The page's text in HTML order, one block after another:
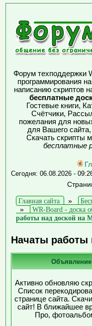
Форум техподдержки
программирования
написанию скриптов
бесплатные
Гостевые книги,
Счётчики,
пожелания для
для Вашего
Скачать скрипты
бесплатные
Сегодня: 06.08.2026 -
Главная сайта »
»
WR-Board - доска
работы над доской на
Начаты работы
Объявление
Активно обновляю
Список
странице сайта.
сайт! В ближайшее
Про,